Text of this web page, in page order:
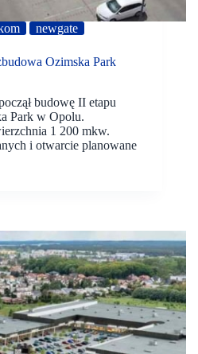
newgate
Ozimska Park
budowę II etapu
Park w Opolu.
1 200 mkw.
i otwarcie planowane